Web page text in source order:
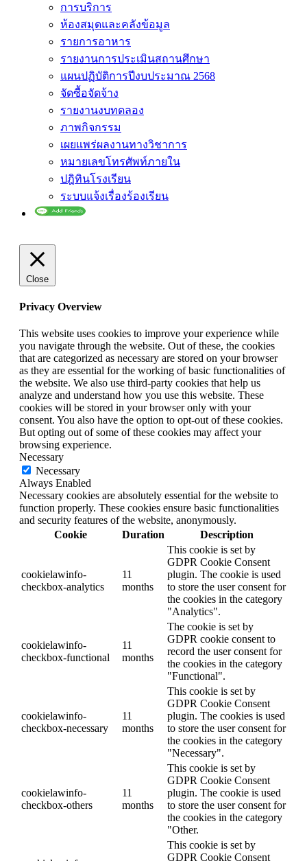
การบริการ
ห้องสมุดและคลังข้อมูล
รายการอาหาร
รายงานการประเมินสถานศึกษา
แผนปฏิบัติการปีงบประมาณ 2568
จัดซื้อจัดจ้าง
รายงานงบทดลอง
ภาพกิจกรรม
เผยแพร่ผลงานทางวิชาการ
หมายเลขโทรศัพท์ภายใน
ปฎิทินโรงเรียน
ระบบแจ้งเรื่องร้องเรียน
Close
Privacy Overview
This website uses cookies to improve your experience while
you navigate through the website. Out of these, the cookies
that are categorized as necessary are stored on your browser
as they are essential for the working of basic functionalities of
the website. We also use third-party cookies that help us
analyze and understand how you use this website. These
cookies will be stored in your browser only with your
consent. You also have the option to opt-out of these cookies.
But opting out of some of these cookies may affect your
browsing experience.
Necessary
Necessary
Always Enabled
Necessary cookies are absolutely essential for the website to
function properly. These cookies ensure basic functionalities
and security features of the website, anonymously.
Cookie
Duration Description
cookielawinfo-
checkbox-analytics
11
months
This cookie is set by
GDPR Cookie Consent
plugin. The cookie is used
to store the user consent for
the cookies in the category
"Analytics".
cookielawinfo-
checkbox-functional
11
months
The cookie is set by
GDPR cookie consent to
record the user consent for
the cookies in the category
"Functional".
cookielawinfo-
checkbox-necessary
11
months
This cookie is set by
GDPR Cookie Consent
plugin. The cookies is used
to store the user consent for
the cookies in the category
"Necessary".
cookielawinfo-
checkbox-others
11
months
This cookie is set by
GDPR Cookie Consent
plugin. The cookie is used
to store the user consent for
the cookies in the category
"Other.
This cookie is set by
GDPR Cookie Consent